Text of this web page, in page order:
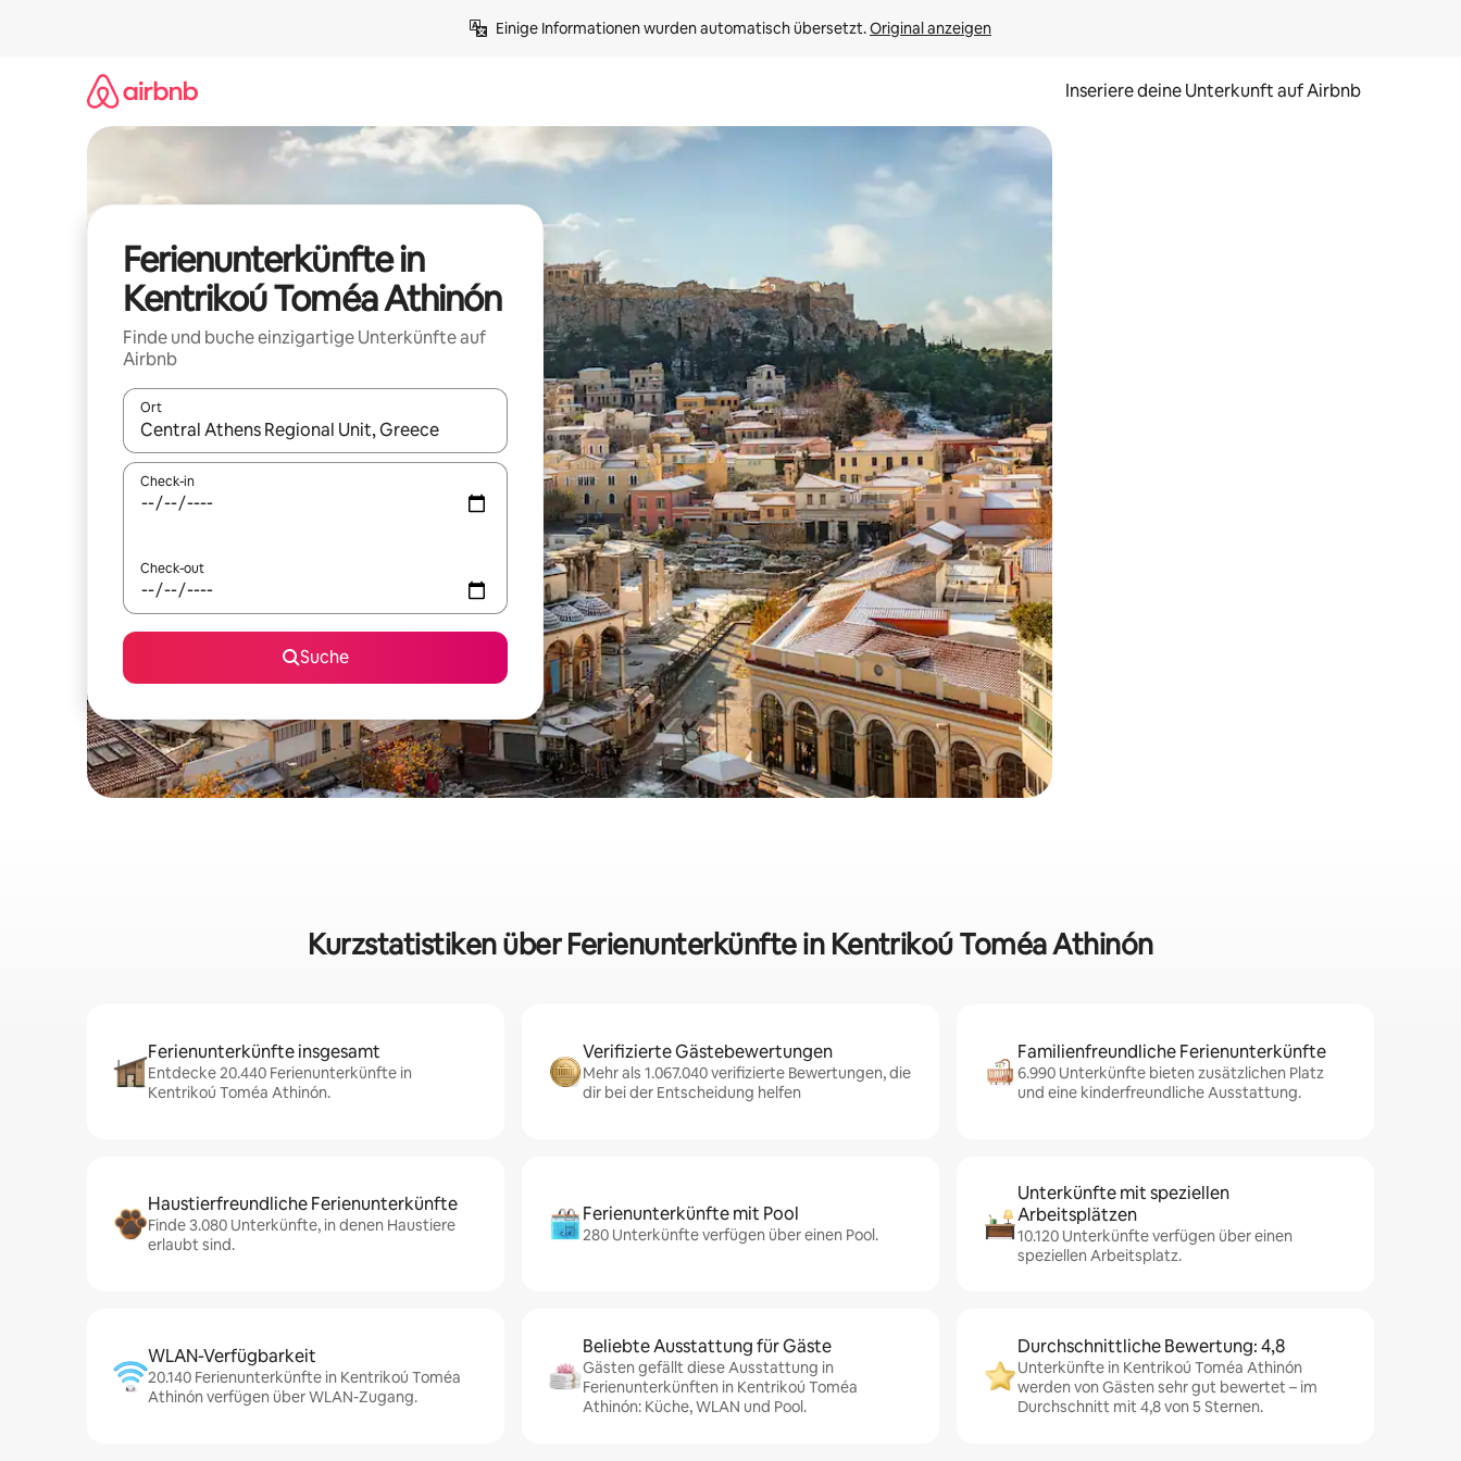
Einige Informationen wurden automatisch übersetzt. Original anzeigen
Inseriere deine Unterkunft auf Airbnb
Ferienunterkünfte in
Kentrikoú Toméa Athinón
Finde und buche einzigartige Unterkünfte auf
Airbnb
Ort
Wenn Ergebnisse verfügbar sind, navigiere mit den Pfeiltasten nach oben und unten oder erkunde die Ergebnisse durch Berühren oder Wischgesten.
Check-in
Check-out
Suche
Kurzstatistiken über Ferienunterkünfte in Kentrikoú Toméa Athinón
Ferienunterkünfte insgesamt
Entdecke 20.440 Ferienunterkünfte in
Kentrikoú Toméa Athinón.
Verifizierte Gästebewertungen
Mehr als 1.067.040 verifizierte Bewertungen, die
dir bei der Entscheidung helfen
Familienfreundliche Ferienunterkünfte
6.990 Unterkünfte bieten zusätzlichen Platz
und eine kinderfreundliche Ausstattung.
Haustierfreundliche Ferienunterkünfte
Finde 3.080 Unterkünfte, in denen Haustiere
erlaubt sind.
Ferienunterkünfte mit Pool
280 Unterkünfte verfügen über einen Pool.
Unterkünfte mit speziellen
Arbeitsplätzen
10.120 Unterkünfte verfügen über einen
speziellen Arbeitsplatz.
WLAN-Verfügbarkeit
20.140 Ferienunterkünfte in Kentrikoú Toméa
Athinón verfügen über WLAN-Zugang.
Beliebte Ausstattung für Gäste
Gästen gefällt diese Ausstattung in
Ferienunterkünften in Kentrikoú Toméa
Athinón: Küche, WLAN und Pool.
Durchschnittliche Bewertung: 4,8
Unterkünfte in Kentrikoú Toméa Athinón
werden von Gästen sehr gut bewertet – im
Durchschnitt mit 4,8 von 5 Sternen.